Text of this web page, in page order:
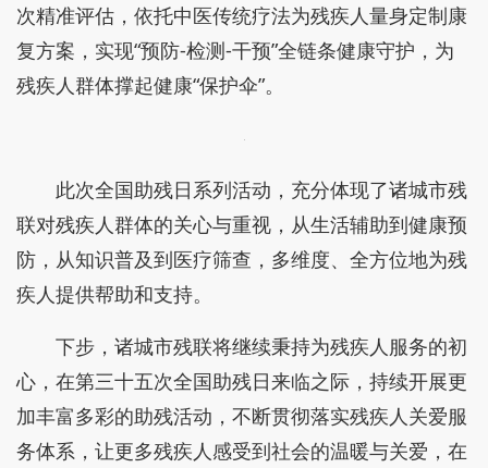
次精准评估，依托中医传统疗法为残疾人量身定制康
复方案，实现“预防-检测-干预”全链条健康守护，为
残疾人群体撑起健康“保护伞”。
此次全国助残日系列活动，充分体现了诸城市残
联对残疾人群体的关心与重视，从生活辅助到健康预
防，从知识普及到医疗筛查，多维度、全方位地为残
疾人提供帮助和支持。
下步，诸城市残联将继续秉持为残疾人服务的初
心，在第三十五次全国助残日来临之际，持续开展更
加丰富多彩的助残活动，不断贯彻落实残疾人关爱服
务体系，让更多残疾人感受到社会的温暖与关爱，在